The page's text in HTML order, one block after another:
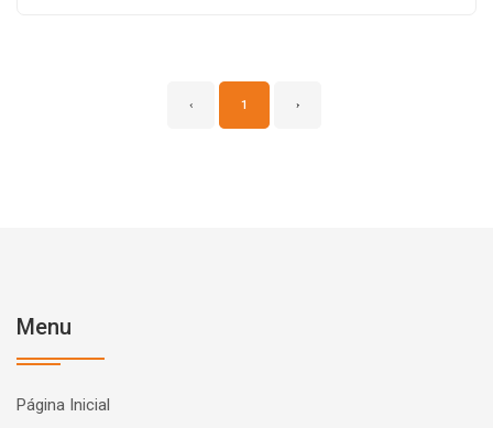
‹ 1 ›
Menu
Página Inicial